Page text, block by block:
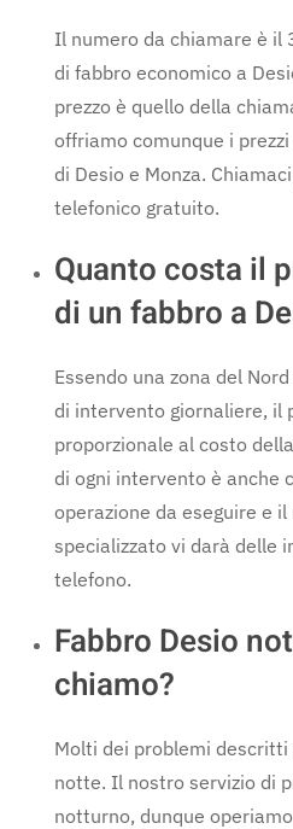
Il numero da chiamare è
di fabbro economico a
prezzo è quello della
offriamo comunque i
di Desio e Monza.
telefonico gratuito.
Quanto costa il
di un fabbro a
Essendo una zona del
di intervento giornaliere, il
proporzionale al costo
di ogni intervento è anche
operazione da eseguire e
specializzato vi darà delle
telefono.
Fabbro Desio
chiamo?
Molti dei problemi
notte. Il nostro servizio di
notturno, dunque